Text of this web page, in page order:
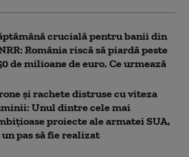
crucială pentru banii din
România riscă să piardă peste
de milioane de euro. Ce urmează
și rachete distruse cu viteza
Unul dintre cele mai
proiecte ale armatei SUA,
un pas să fie realizat